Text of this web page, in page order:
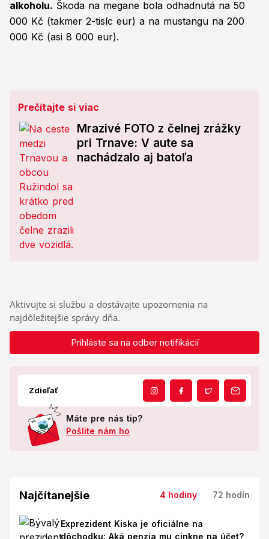
alkoholu. Škoda na megane bola odhadnutá na 50
000 Kč (takmer 2-tisíc eur) a na mustangu na 200
000 Kč (asi 8 000 eur).
Prečítajte si viac
Mrazivé FOTO z čelnej zrážky
pri Trnave: V aute sa
nachádzalo aj batoľa
Aktivujte si službu a dostávajte upozornenia na
najdôležitejšie správy dňa.
Prihláste sa na odber notifikácií
Zdieľať
Máte pre nás tip?
Pošlite nám ho
Najčítanejšie 4 hodiny 72 hodín
Exprezident Kiska je oficiálne na
dôchodku: Aká penzia mu cinkne na účet?